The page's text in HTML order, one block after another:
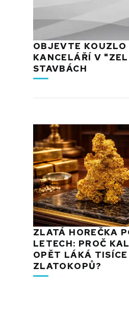
OBJEVTE KOUZLO
KANCELÁŘÍ V
STAVBÁCH
ZLATÁ HOREČKA
LETECH: PROČ
OPĚT LÁKÁ TISÍCE
ZLATOKOPŮ?